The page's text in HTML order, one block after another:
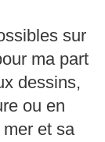
sur
ma part
dessins,
ou en
et sa